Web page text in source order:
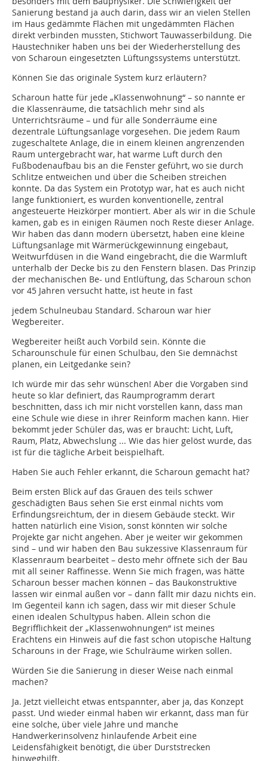
Sanierung bestand ja auch darin, dass wir an vielen Stellen
im Haus gedämmte Flächen mit ungedämmten Flächen
direkt verbinden mussten, Stichwort Tauwasserbildung. Die
Haustechniker haben uns bei der Wiederherstellung des
von Scharoun eingesetzten Lüftungssystems unterstützt.
Können Sie das originale System kurz erläutern?
Scharoun hatte für jede „Klassenwohnung“ – so nannte er
die Klassenräume, die tatsächlich mehr sind als
Unterrichtsräume – und für alle Sonderräume eine
dezentrale Lüftungsanlage vorgesehen. Die jedem Raum
zugeschaltete Anlage, die in einem kleinen angrenzenden
Raum untergebracht war, hat warme Luft durch den
Fußbodenaufbau bis an die Fenster geführt, wo sie durch
Schlitze entweichen und über die Scheiben streichen
konnte. Da das System ein Prototyp war, hat es auch nicht
lange funktioniert, es wurden konventionelle, zentral
angesteuerte Heizkörper montiert. Aber als wir in die Schule
kamen, gab es in einigen Räumen noch Reste dieser Anlage.
Wir haben das dann modern übersetzt, haben eine kleine
Lüftungsanlage mit Wärmerückgewinnung eingebaut,
Weitwurfdüsen in die Wand eingebracht, die die Warmluft
unterhalb der Decke bis zu den Fenstern blasen. Das Prinzip
der mechanischen Be- und Entlüftung, das Scharoun schon
vor 45 Jahren versucht hatte, ist heute in fast
jedem Schulneubau Standard. Scharoun war hier
Wegbereiter.
Wegbereiter heißt auch Vorbild sein. Könnte die
Scharounschule für einen Schulbau, den Sie demnächst
planen, ein Leitgedanke sein?
Ich würde mir das sehr wünschen! Aber die Vorgaben sind
heute so klar definiert, das Raumprogramm derart
beschnitten, dass ich mir nicht vorstellen kann, dass man
eine Schule wie diese in ihrer Reinform machen kann. Hier
bekommt jeder Schüler das, was er braucht: Licht, Luft,
Raum, Platz, Abwechslung ... Wie das hier gelöst wurde, das
ist für die tägliche Arbeit beispielhaft.
Haben Sie auch Fehler erkannt, die Scharoun gemacht hat?
Beim ersten Blick auf das Grauen des teils schwer
geschädigten Baus sehen Sie erst einmal nichts vom
Erfindungsreichtum, der in diesem Gebäude steckt. Wir
hatten natürlich eine Vision, sonst könnten wir solche
Projekte gar nicht angehen. Aber je weiter wir gekommen
sind – und wir haben den Bau sukzessive Klassenraum für
Klassenraum bearbeitet – desto mehr öffnete sich der Bau
mit all seiner Raffinesse. Wenn Sie mich fragen, was hätte
Scharoun besser machen können – das Baukonstruktive
lassen wir einmal außen vor – dann fällt mir dazu nichts ein.
Im Gegenteil kann ich sagen, dass wir mit dieser Schule
einen idealen Schultypus haben. Allein schon die
Begrifflichkeit der „Klassenwohnungen“ ist meines
Erachtens ein Hinweis auf die fast schon utopische Haltung
Scharouns in der Frage, wie Schulräume wirken sollen.
Würden Sie die Sanierung in dieser Weise nach einmal
machen?
Ja. Jetzt vielleicht etwas entspannter, aber ja, das Konzept
passt. Und wieder einmal haben wir erkannt, dass man für
eine solche, über viele Jahre und manche
Handwerkerinsolvenz hinlaufende Arbeit eine
Leidensfähigkeit benötigt, die über Durststrecken
hinweghilft.